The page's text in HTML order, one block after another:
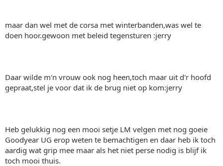
maar dan wel met de corsa met winterbanden,was wel te
doen hoor.gewoon met beleid tegensturen :jerry
Daar wilde m'n vrouw ook nog heen,toch maar uit d'r hoofd
gepraat,stel je voor dat ik de brug niet op kom:jerry
Heb gelukkig nog een mooi setje LM velgen met nog goeie
Goodyear UG erop weten te bemachtigen en daar heb ik toch
aardig wat grip mee maar als het niet perse nodig is blijf ik
toch mooi thuis.